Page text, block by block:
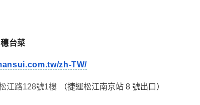
台菜
zh-TW/
江路128號1樓 （捷運松江南京站 8 號出口 ）